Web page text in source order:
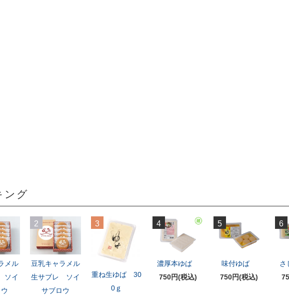
ング
メル
ソイ
2
豆乳キャラメル
生サブレ ソイ
サブロウ
3
重ね生ゆば 30
0ｇ
4
濃厚本ゆば
750円(税込)
5
味付ゆば
750円(税込)
6
さ